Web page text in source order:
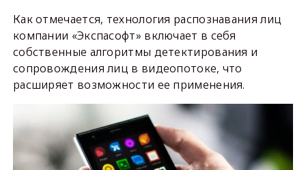
Как отмечается, технология распознавания лиц
компании «Экспасофт» включает в себя
собственные алгоритмы детектирования и
сопровождения лиц в видеопотоке, что
расширяет возможности ее применения.